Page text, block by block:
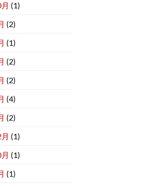
(1)
(2)
(1)
(2)
(2)
(4)
(2)
(1)
(1)
(1)